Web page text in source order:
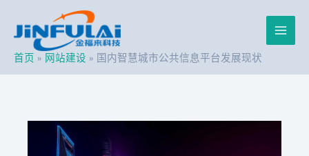
Main
首页 网站建设 国内智慧城市公共信息平台发展现状
navigation